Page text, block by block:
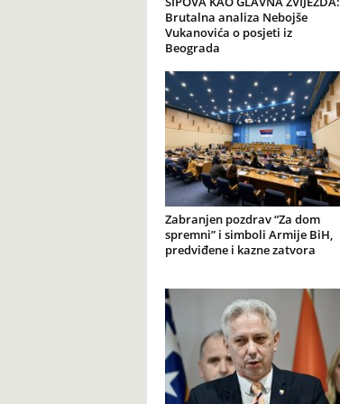
Brutalna analiza Nebojše
Vukanovića o posjeti iz
Beograda
Zabranjen pozdrav “Za dom
spremni” i simboli Armije BiH,
predviđene i kazne zatvora